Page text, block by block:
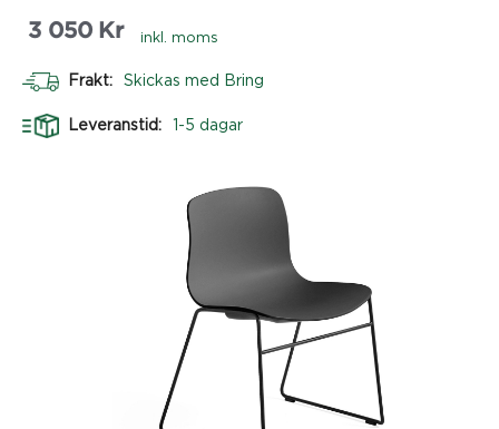
3 050 Kr inkl. moms
Frakt: Skickas med Bring
Leveranstid: 1-5 dagar